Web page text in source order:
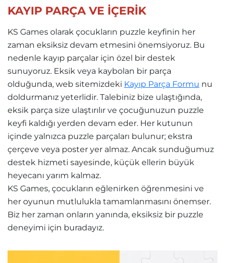
KAYIP PARÇA VE İÇERİK
KS Games olarak çocukların puzzle keyfinin her
zaman eksiksiz devam etmesini önemsiyoruz. Bu
nedenle kayıp parçalar için özel bir destek
sunuyoruz. Eksik veya kaybolan bir parça
olduğunda, web sitemizdeki Kayıp Parça Formu nu
doldurmanız yeterlidir. Talebiniz bize ulaştığında,
eksik parça size ulaştırılır ve çocuğunuzun puzzle
keyfi kaldığı yerden devam eder. Her kutunun
içinde yalnızca puzzle parçaları bulunur; ekstra
çerçeve veya poster yer almaz. Ancak sunduğumuz
destek hizmeti sayesinde, küçük ellerin büyük
heyecanı yarım kalmaz.
KS Games, çocukların eğlenirken öğrenmesini ve
her oyunun mutlulukla tamamlanmasını önemser.
Biz her zaman onların yanında, eksiksiz bir puzzle
deneyimi için buradayız.